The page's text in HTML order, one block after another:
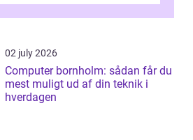
02 july 2026
Computer bornholm: sådan får du
mest muligt ud af din teknik i
hverdagen